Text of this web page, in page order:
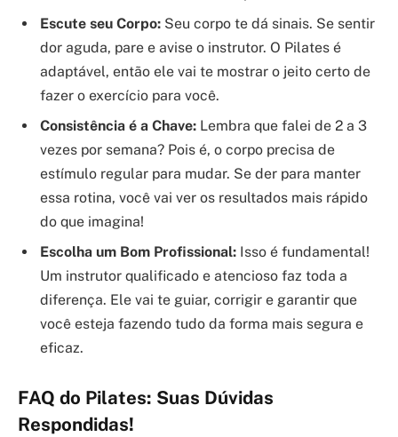
Escute seu Corpo: Seu corpo te dá sinais. Se sentir
dor aguda, pare e avise o instrutor. O Pilates é
adaptável, então ele vai te mostrar o jeito certo de
fazer o exercício para você.
Consistência é a Chave: Lembra que falei de 2 a 3
vezes por semana? Pois é, o corpo precisa de
estímulo regular para mudar. Se der para manter
essa rotina, você vai ver os resultados mais rápido
do que imagina!
Escolha um Bom Profissional: Isso é fundamental!
Um instrutor qualificado e atencioso faz toda a
diferença. Ele vai te guiar, corrigir e garantir que
você esteja fazendo tudo da forma mais segura e
eficaz.
FAQ do Pilates: Suas Dúvidas
Respondidas!